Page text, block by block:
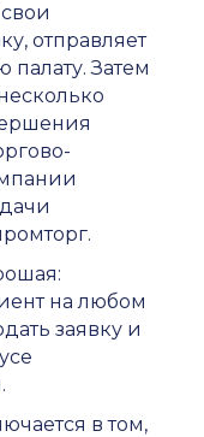
отправляет
Затем
на любом
заявку и
в том,